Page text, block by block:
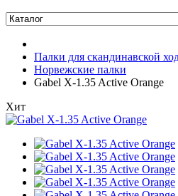
Палки для скандинавской
Норвежские палки
Gabel X-1.35 Active Orange
Хит